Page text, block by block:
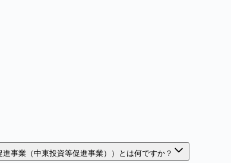
事業（中東投資等促進事業））とは何ですか？